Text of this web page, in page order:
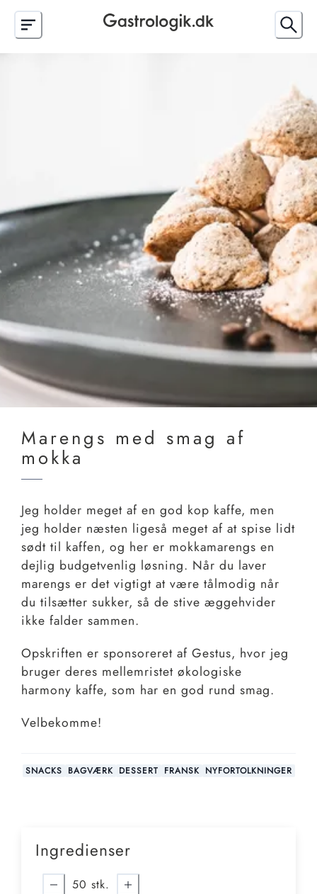
Marengs med smag af
mokka
Jeg holder meget af en god kop kaffe, men
jeg holder næsten ligeså meget af at spise lidt
sødt til kaffen, og her er mokkamarengs en
dejlig budgetvenlig løsning. Når du laver
marengs er det vigtigt at være tålmodig når
du tilsætter sukker, så de stive æggehvider
ikke falder sammen.
Opskriften er sponsoreret af Gestus, hvor jeg
bruger deres mellemristet økologiske
harmony kaffe, som har en god rund smag.
Velbekomme!
SNACKS BAGVÆRK DESSERT FRANSK NYFORTOLKNINGER
Ingredienser
50 stk.